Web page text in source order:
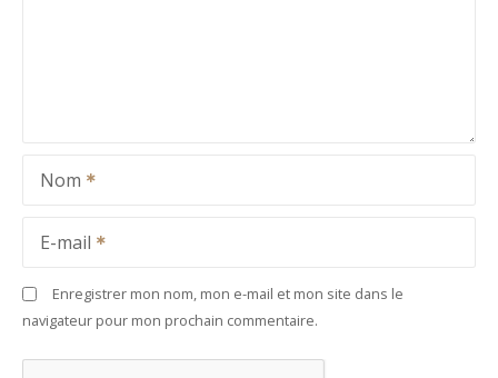
Nom
E-mail
Enregistrer mon nom, mon e-mail et mon site dans le
navigateur pour mon prochain commentaire.